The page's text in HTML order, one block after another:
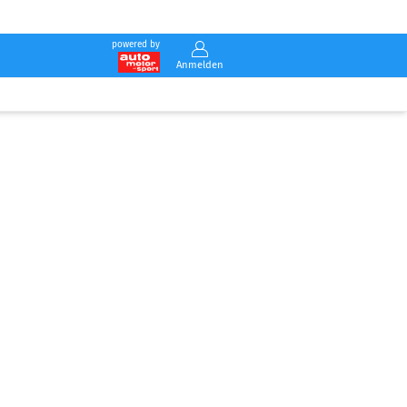
powered by
Anmelden